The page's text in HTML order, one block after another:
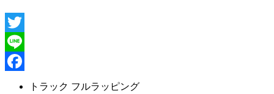
Twitter
Line
Facebook
トラック フルラッピング